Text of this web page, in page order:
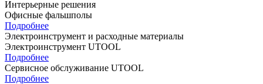
Интерьерные решения
Офисные фальшполы
Подробнее
Электроинструмент и расходные материалы
Электроинструмент UTOOL
Подробнее
Сервисное обслуживание UTOOL
Подробнее